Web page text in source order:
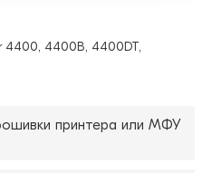
4400, 4400B, 4400DT,
принтера или МФУ